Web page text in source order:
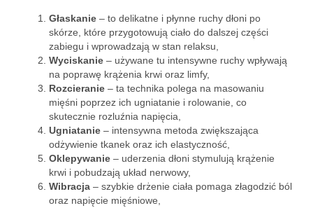
Głaskanie – to delikatne i płynne ruchy dłoni po
skórze, które przygotowują ciało do dalszej części
zabiegu i wprowadzają w stan relaksu,
Wyciskanie – używane tu intensywne ruchy wpływają
na poprawę krążenia krwi oraz limfy,
Rozcieranie – ta technika polega na masowaniu
mięśni poprzez ich ugniatanie i rolowanie, co
skutecznie rozluźnia napięcia,
Ugniatanie – intensywna metoda zwiększająca
odżywienie tkanek oraz ich elastyczność,
Oklepywanie – uderzenia dłoni stymulują krążenie
krwi i pobudzają układ nerwowy,
Wibracja – szybkie drżenie ciała pomaga złagodzić ból
oraz napięcie mięśniowe,